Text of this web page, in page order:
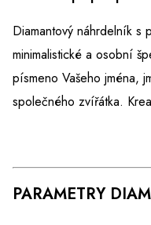
Diamantový náhrdelník s
minimalistické a osobní
písmeno Vašeho jména,
společného zvířátka.
PARAMETRY